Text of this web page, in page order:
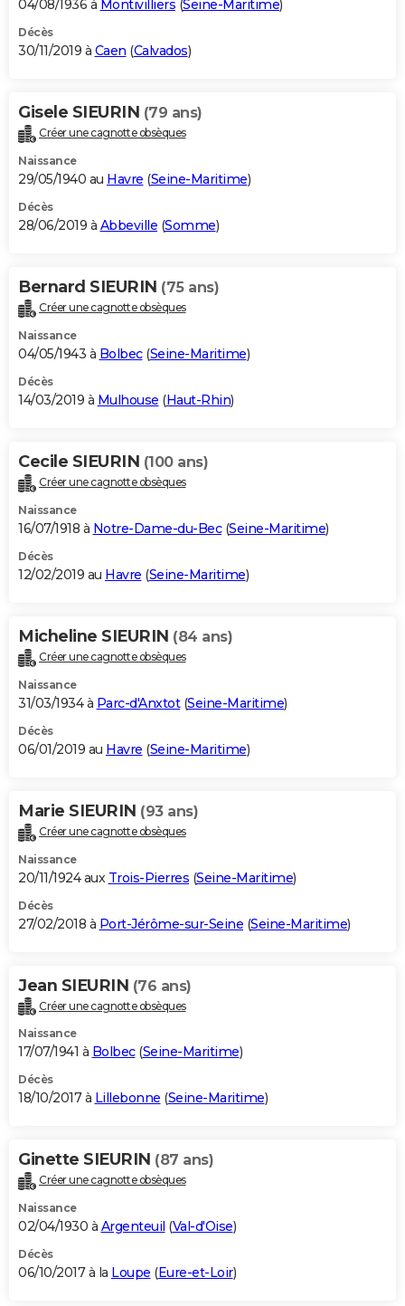
04/08/1936 à Montivilliers (Seine-Maritime)
Décès
30/11/2019 à Caen (Calvados)
Gisele SIEURIN (79 ans)
Créer une cagnotte obsèques
Naissance
29/05/1940 au Havre (Seine-Maritime)
Décès
28/06/2019 à Abbeville (Somme)
Bernard SIEURIN (75 ans)
Créer une cagnotte obsèques
Naissance
04/05/1943 à Bolbec(Seine-Maritime)
Décès
14/03/2019 à Mulhouse (Haut-Rhin)
Cecile SIEURIN (100 ans)
Créer une cagnotte obsèques
Naissance
16/07/1918 à Notre-Dame-du-Bec(Seine-Maritime)
Décès
12/02/2019 au Havre (Seine-Maritime)
Micheline SIEURIN (84 ans)
Créer une cagnotte obsèques
Naissance
31/03/1934 à Parc-d'Anxtot(Seine-Maritime)
Décès
06/01/2019 au Havre (Seine-Maritime)
Marie SIEURIN (93 ans)
Créer une cagnotte obsèques
Naissance
20/11/1924 aux Trois-Pierres (Seine-Maritime)
Décès
27/02/2018 à Port-Jérôme-sur-Seine (Seine-Maritime)
Jean SIEURIN (76 ans)
Créer une cagnotte obsèques
Naissance
17/07/1941 à Bolbec(Seine-Maritime)
Décès
18/10/2017 à Lillebonne (Seine-Maritime)
Ginette SIEURIN (87 ans)
Créer une cagnotte obsèques
Naissance
02/04/1930 à Argenteuil (Val-d'Oise)
Décès
06/10/2017 à la Loupe (Eure-et-Loir)